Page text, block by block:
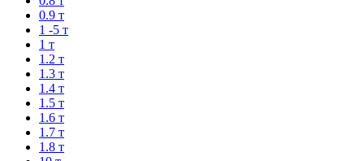
0.9 т
1 -5 т
1 т
1.2 т
1.3 т
1.4 т
1.5 т
1.6 т
1.7 т
1.8 т